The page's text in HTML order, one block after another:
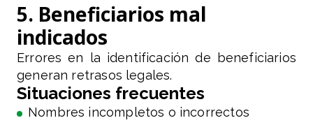
5. Beneficiarios mal
indicados
Errores en la identificación de beneficiarios
generan retrasos legales.
Situaciones frecuentes
Nombres incompletos o incorrectos